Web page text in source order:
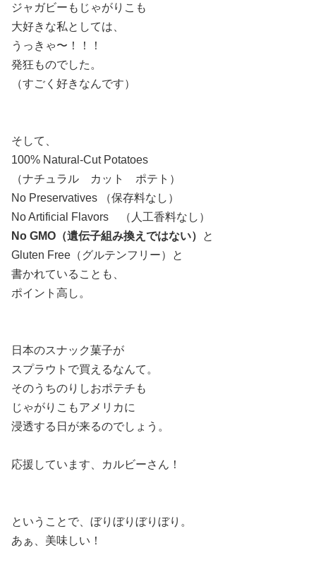
ジャガビーもじゃがりこも
大好きな私としては、
うっきゃ〜！！！
発狂ものでした。
（すごく好きなんです）
そして、
100% Natural-Cut Potatoes
（ナチュラル カット ポテト）
No Preservatives （保存料なし）
No Artificial Flavors （人工香料なし）
No GMO（遺伝子組み換えではない）
と
Gluten Free（グルテンフリー）と
書かれていることも、
ポイント高し。
日本のスナック菓子が
スプラウトで買えるなんて。
そのうちのりしおポテチも
じゃがりこもアメリカに
浸透する日が来るのでしょう。
応援しています、カルビーさん！
ということで、ぼりぼりぼりぼり。
あぁ、美味しい！